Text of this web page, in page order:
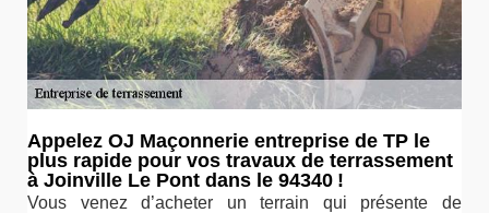
Appelez OJ Maçonnerie entreprise de TP le
plus rapide pour vos travaux de terrassement
à Joinville Le Pont dans le 94340 !
Vous venez d’acheter un terrain qui présente de